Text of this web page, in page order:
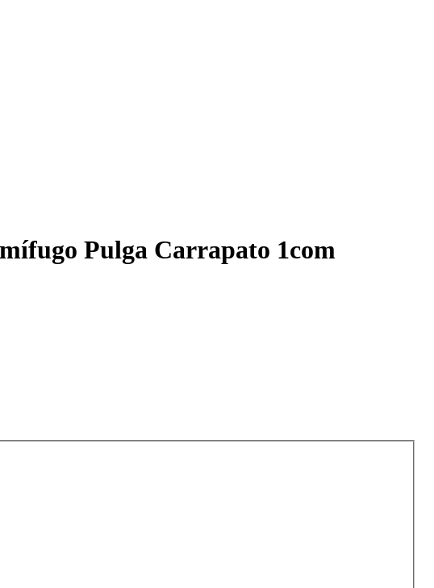
Pulga Carrapato 1com